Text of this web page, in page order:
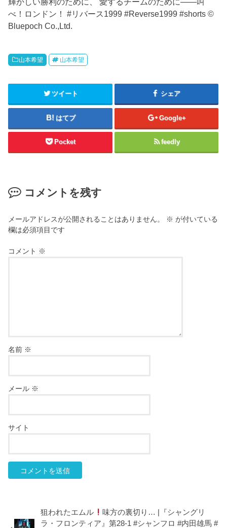
べ！ロンドン！ #リバース1999 #Reverse1999 #shorts ©
Bluepoch Co.,Ltd.
山本希望 山本希望
ツイート シェア
はてブ Google+
Pocket feedly
コメントを残す
メールアドレスが公開されることはありません。 ※ が付いている
欄は必須項目です
コメント ※
名前 ※
メール ※
サイト
狙われたエムル
味方の裏切り… |『シャングリ
ラ・フロンティア』第28-1 #シャンフロ #内田雄馬 #